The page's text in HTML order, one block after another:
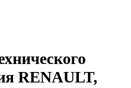
RENAULT,